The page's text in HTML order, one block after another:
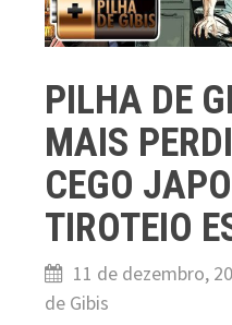
PILHA DE
MAIS
CEGO
TIROTEIO
11 de dezembro,
de Gibis